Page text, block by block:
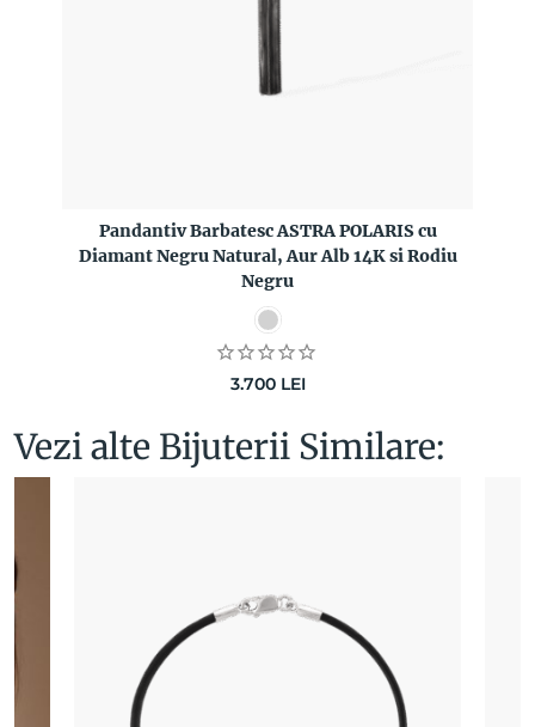
Pandantiv Barbatesc ASTRA POLARIS cu
Diamant Negru Natural, Aur Alb 14K si Rodiu
Negru
3.700 LEI
Vezi alte Bijuterii Similare: